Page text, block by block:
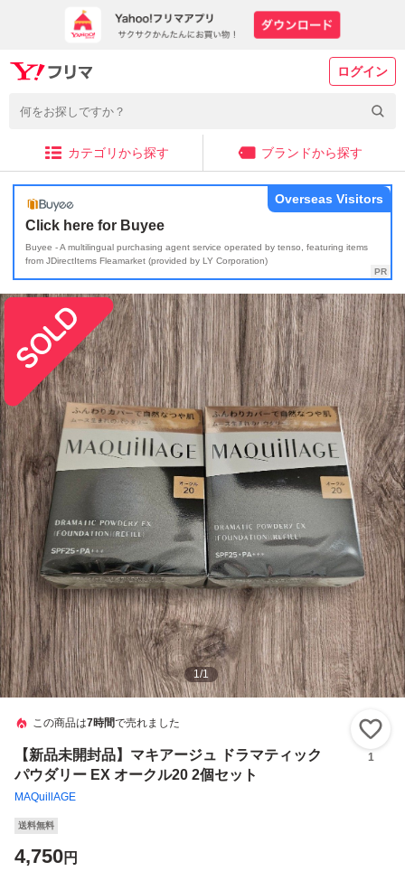
ログイン
カテゴリから探す ブランドから探す
Click here for Buyee
Buyee - A multilingual purchasing agent service operated by tenso, featuring items
from JDirectItems Fleamarket (provided by LY Corporation)
Overseas Visitors
1/1
この商品は7時間で売れました
【新品未開封品】マキアージュ ドラマティック
パウダリー EX オークル20 2個セット
MAQuillAGE
1
送料無料
4,750円